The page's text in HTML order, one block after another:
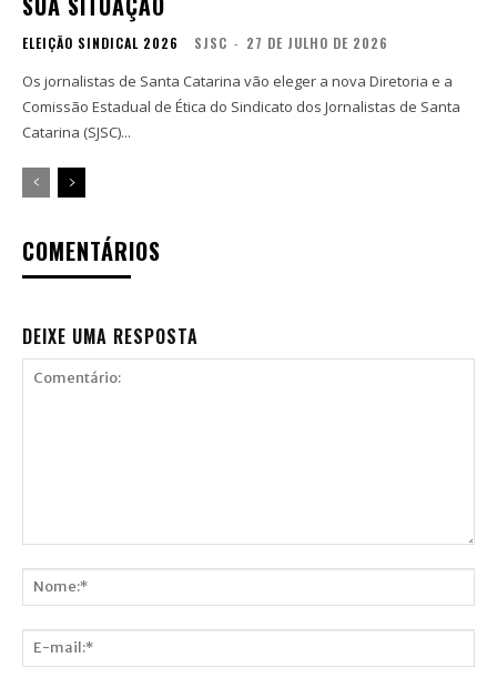
ELEIÇÃO SINDICAL 2026 SJSC - 27 DE JULHO DE 2026
Os jornalistas de Santa Catarina vão eleger a nova Diretoria e a
Comissão Estadual de Ética do Sindicato dos Jornalistas de Santa
Catarina (SJSC)...
COMENTÁRIOS
DEIXE UMA RESPOSTA